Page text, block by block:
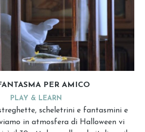
PER AMICO
PLAY & LEARN
scheletrini e fantasmini e
in atmosfera di Halloween vi